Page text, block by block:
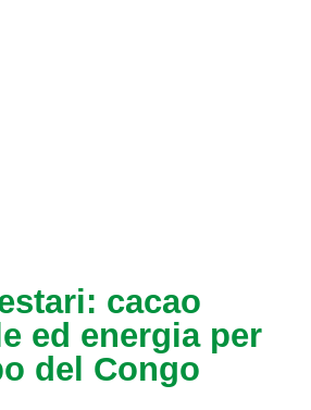
cacao
ed energia per
del Congo